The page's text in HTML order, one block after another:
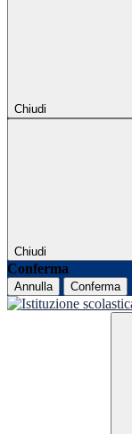
Chiudi
Chiudi
Conferma
Annulla Conferma